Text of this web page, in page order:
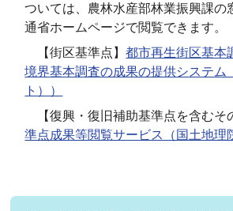
ついては、農林水産部林業振興課の
通省ホームページで閲覧できます。
【街区基準点】都市再生街区基本
境界基本調査の成果の提供システム
ト））
【復興・復旧補助基準点を含むそ
準点成果等閲覧サービス（国土地理